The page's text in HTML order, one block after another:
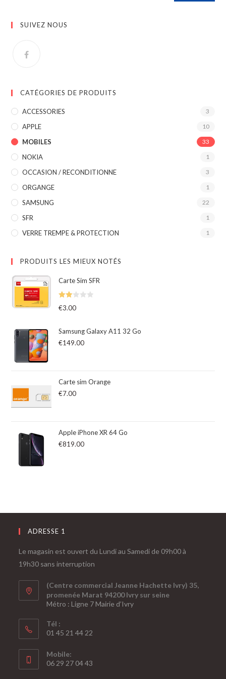
SUIVEZ NOUS
CATÉGORIES DE PRODUITS
ACCESSORIES 3
APPLE 10
MOBILES 33
NOKIA 1
OCCASION / RECONDITIONNE 3
ORGANGE 1
SAMSUNG 22
SFR 1
VERRE TREMPE & PROTECTION 1
PRODUITS LES MIEUX NOTÉS
Carte Sim SFR
Note
€3.00
Samsung Galaxy A11 32 Go
€149.00
Carte sim Orange
€7.00
Apple iPhone XR 64 Go
€819.00
ADRESSE 1
Le magasin est ouvert du Lundi au Samedi de 09h00 à
19h30 sans interruption
(Centre commercial Jeanne Hachette Ivry) 35,
promenée Marat 94200 Ivry sur seine
Métro : Ligne 7 Mairie d’Ivry
Tél :
01 45 21 44 22
Mobile:
06 29 27 04 43